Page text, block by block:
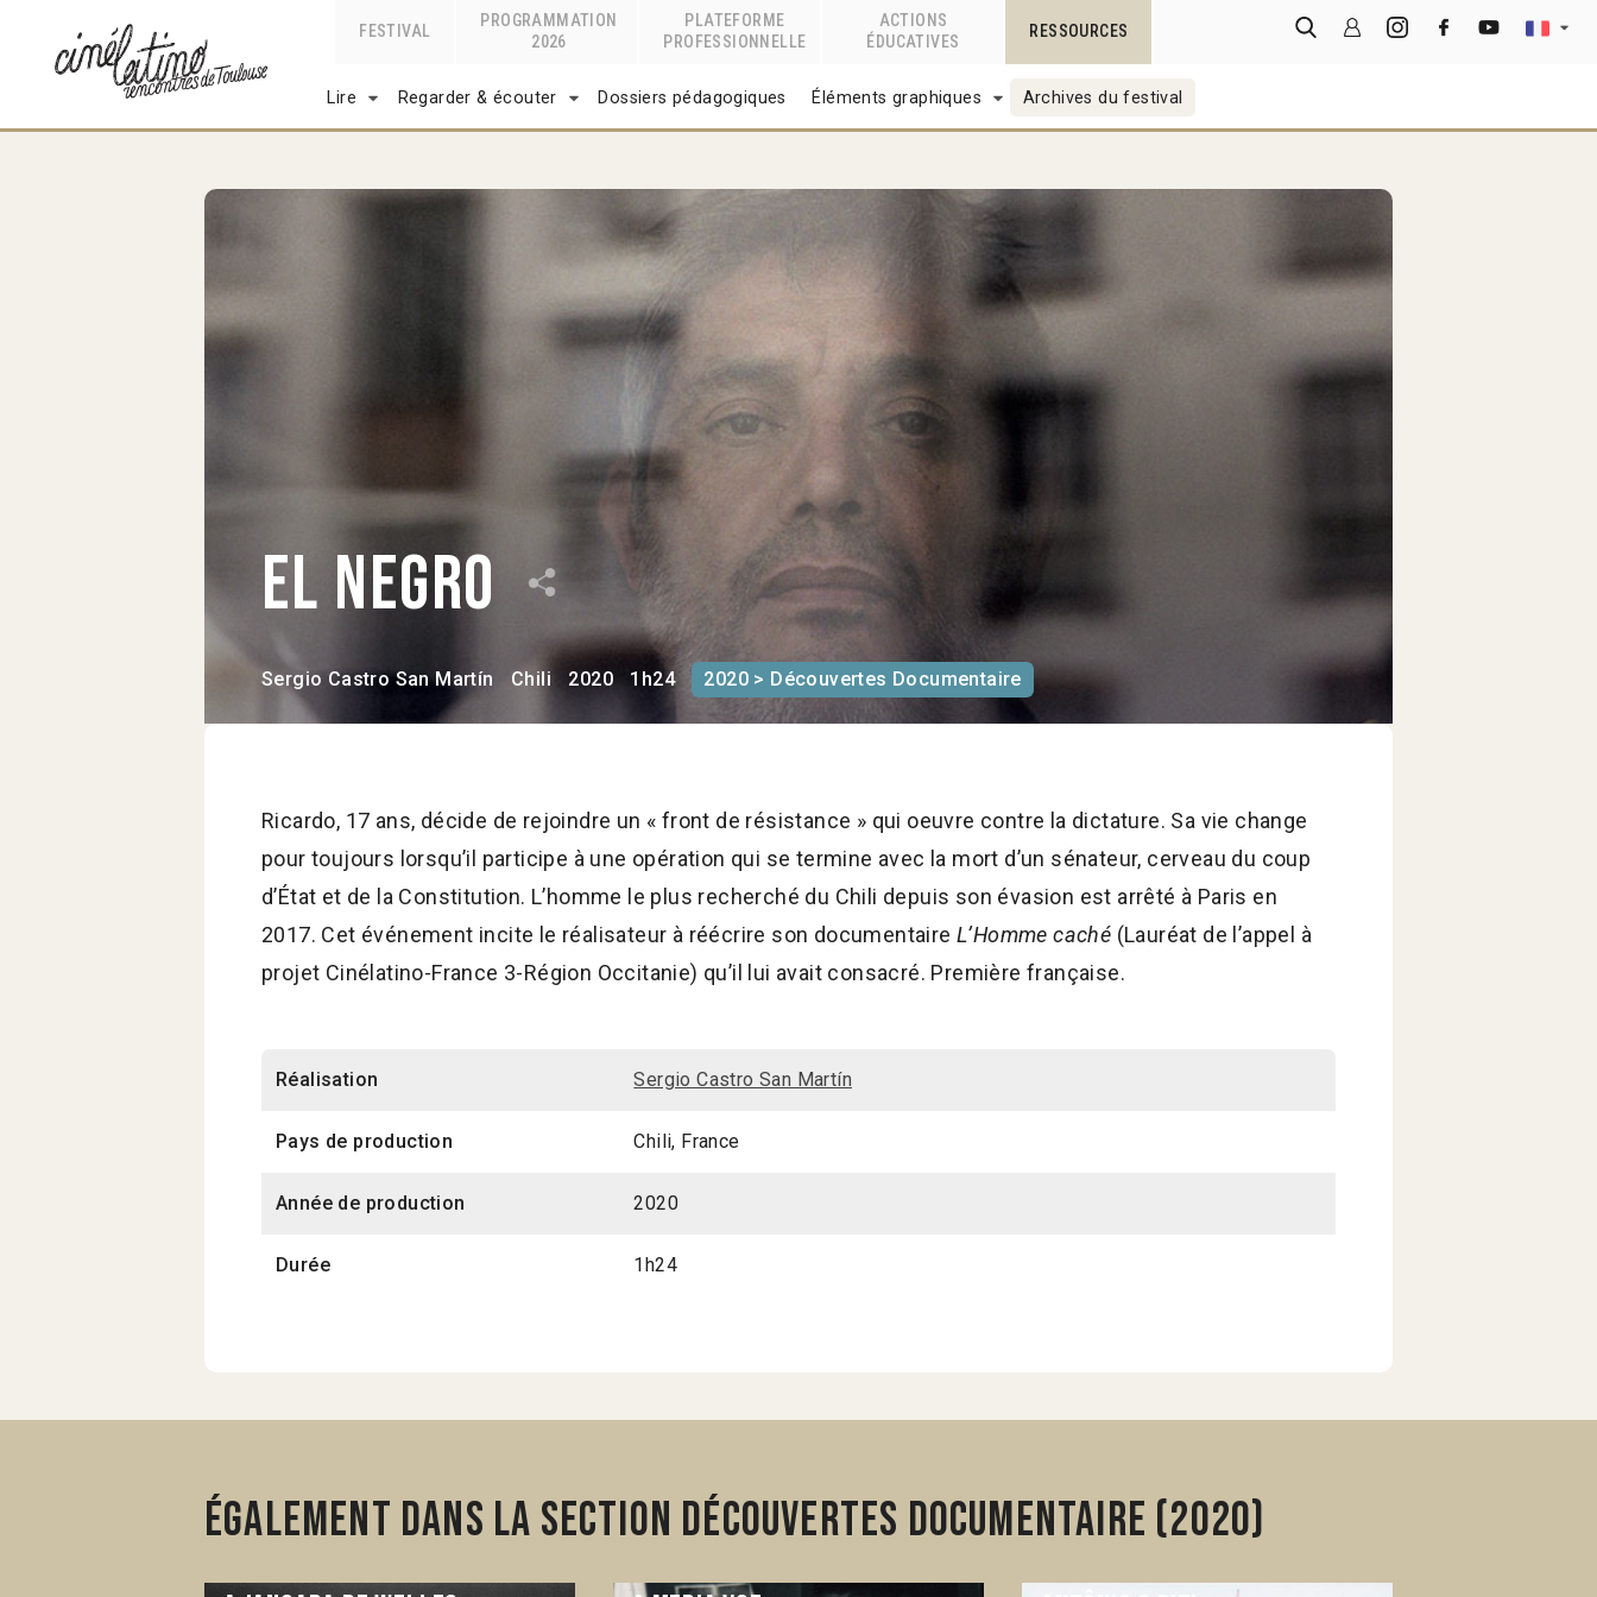
FESTIVAL
PROGRAMMATION
2026
PLATEFORME
PROFESSIONNELLE
ACTIONS
ÉDUCATIVES
RESSOURCES
Lire Regarder & écouter Dossiers pédagogiques Éléments graphiques Archives du festival
El Negro
Sergio Castro San Martín Chili 2020 1h24 2020 > Découvertes Documentaire
Ricardo, 17 ans, décide de rejoindre un « front de résistance » qui oeuvre contre la dictature. Sa vie change
pour toujours lorsqu’il participe à une opération qui se termine avec la mort d’un sénateur, cerveau du coup
d’État et de la Constitution. L’homme le plus recherché du Chili depuis son évasion est arrêté à Paris en
2017. Cet événement incite le réalisateur à réécrire son documentaire L’Homme caché (Lauréat de l’appel à
projet Cinélatino-France 3-Région Occitanie) qu’il lui avait consacré. Première française.
Réalisation Sergio Castro San Martín
Pays de production Chili, France
Année de production 2020
Durée 1h24
Également dans la section Découvertes Documentaire (2020)